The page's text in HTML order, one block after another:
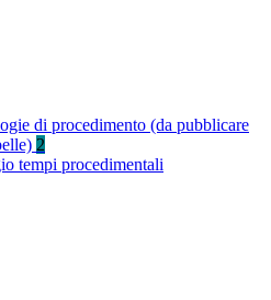
di procedimento (da pubblicare
2
tempi procedimentali